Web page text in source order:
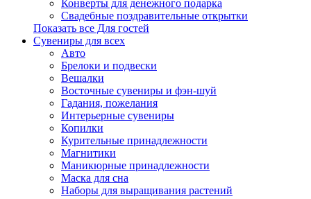
Конверты для денежного подарка
Свадебные поздравительные открытки
Показать все Для гостей
Сувениры для всех
Авто
Брелоки и подвески
Вешалки
Восточные сувениры и фэн-шуй
Гадания, пожелания
Интерьерные сувениры
Копилки
Курительные принадлежности
Магнитики
Маникюрные принадлежности
Маска для сна
Наборы для выращивания растений